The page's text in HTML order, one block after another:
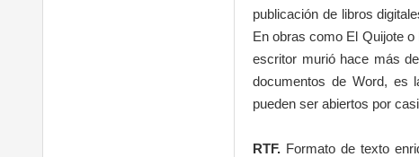
publicación de libros
En obras como El Quijote
escritor murió hace más
documentos de Word, es
pueden ser abiertos por
RTF. Formato de texto